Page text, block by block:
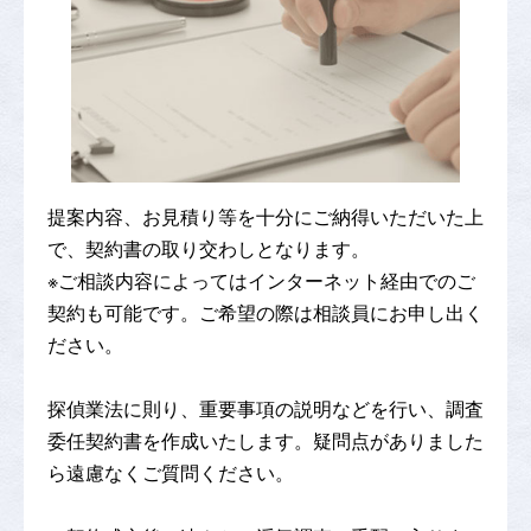
提案内容、お見積り等を十分にご納得いただいた上
で、契約書の取り交わしとなります。
※ご相談内容によってはインターネット経由でのご
契約も可能です。ご希望の際は相談員にお申し出く
ださい。
探偵業法に則り、重要事項の説明などを行い、調査
委任契約書を作成いたします。疑問点がありました
ら遠慮なくご質問ください。